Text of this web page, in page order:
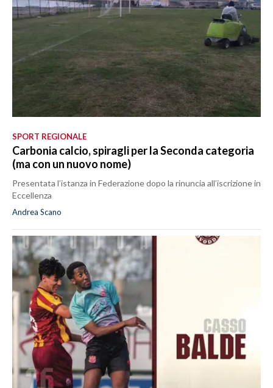
SPORT REGIONALE
Carbonia calcio, spiragli per la Seconda categoria
(ma con un nuovo nome)
Presentata l’istanza in Federazione dopo la rinuncia all’iscrizione in
Eccellenza
Andrea Scano